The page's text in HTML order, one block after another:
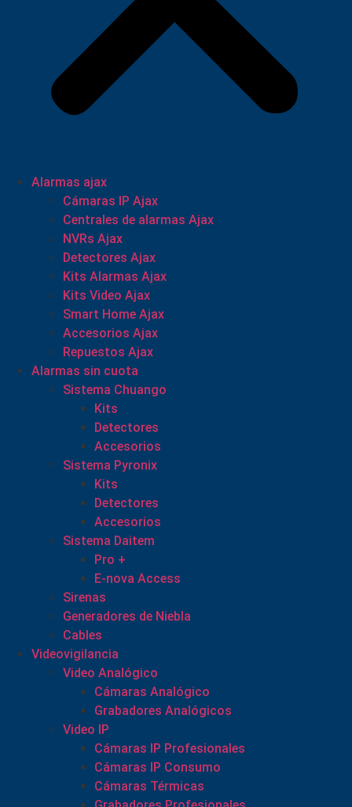
Alarmas ajax
Cámaras IP Ajax
Centrales de alarmas Ajax
NVRs Ajax
Detectores Ajax
Kits Alarmas Ajax
Kits Video Ajax
Smart Home Ajax
Accesorios Ajax
Repuestos Ajax
Alarmas sin cuota
Sistema Chuango
Kits
Detectores
Accesorios
Sistema Pyronix
Kits
Detectores
Accesorios
Sistema Daitem
Pro +
E-nova Access
Sirenas
Generadores de Niebla
Cables
Videovigilancia
Video Analógico
Cámaras Analógico
Grabadores Analógicos
Video IP
Cámaras IP Profesionales
Cámaras IP Consumo
Cámaras Térmicas